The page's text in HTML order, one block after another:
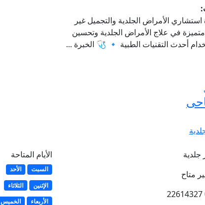
الأمراض الجلدية والتجميل غير
في علاج الأمراض الجلدية وتحسين
أحدث التقنيات الطبية 🔹 🩺 الخبرة ...
جلدية
متاح
الأيام المتاحة
السبت
الأحد
الإثنين
الثلاثاء
الأربعاء
الخميس